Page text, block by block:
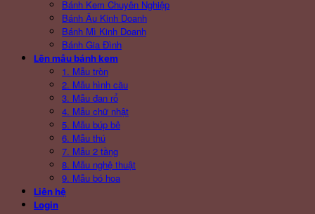
Bánh Kem Chuyên Nghiệp
Bánh Âu Kinh Doanh
Bánh Mì Kinh Doanh
Bánh Gia Đình
Lên mẫu bánh kem
1. Mẫu tròn
2. Mẫu hình cầu
3. Mẫu đan rổ
4. Mẫu chữ nhật
5. Mẫu búp bê
6. Mẫu thú
7. Mẫu 2 tầng
8. Mẫu nghệ thuật
9. Mẫu bó hoa
Liên hệ
Login